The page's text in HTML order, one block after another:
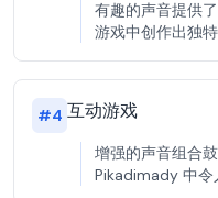
有趣的声音提供
游戏中创作出独特
#4 互动游戏
增强的声音组合
Pikadimady 中令